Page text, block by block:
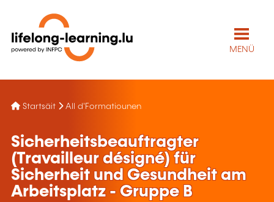
MENÜ
Startsäit All d'Formatiounen
Sicherheitsbeauftragter
(Travailleur désigné) für
Sicherheit und Gesundheit am
Arbeitsplatz - Gruppe B